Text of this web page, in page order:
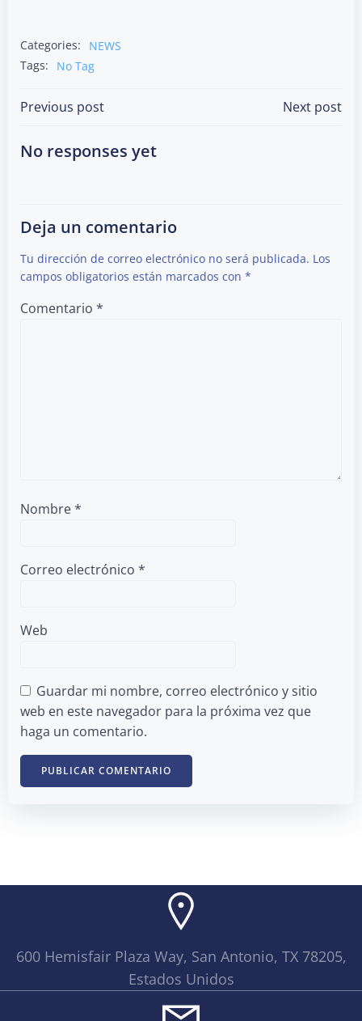
Categories:
NEWS
Tags:
No Tag
Post
navigation
Previous post Next post
No responses yet
Deja un comentario
Tu dirección de correo electrónico no será publicada. Los
campos obligatorios están marcados con *
Comentario *
Nombre*
Correo electrónico *
Web
Guardar mi nombre, correo electrónico y sitio
web en este navegador para la próxima vez que
haga un comentario.
600 Hemisfair Plaza Way, San Antonio, TX 78205,
Estados Unidos